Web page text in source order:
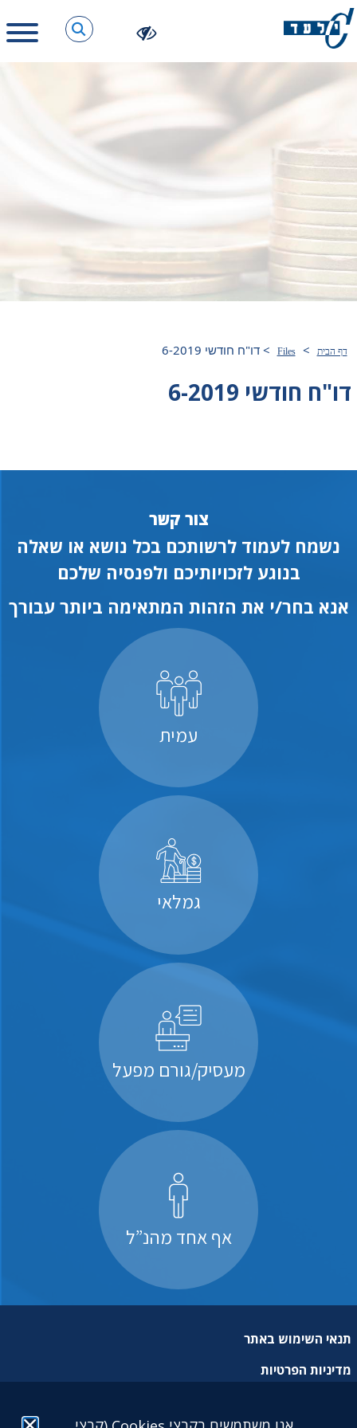
דף הבית >
Files
>דו"ח חודשי 6-2019
דו"ח חודשי 6-2019
צור קשר
נשמח לעמוד לרשותכם בכל נושא או שאלה
בנוגע לזכויותיכם ולפנסיה שלכם
אנא בחר/י את הזהות המתאימה ביותר עבורך
עמית
גמלאי
מעסיק/גורם מפעל
אף אחד מהנ”ל
תנאי השימוש באתר
מדיניות הפרטיות